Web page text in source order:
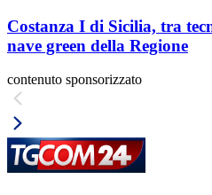
Costanza I di Sicilia, tra
nave green della Regione
contenuto sponsorizzato